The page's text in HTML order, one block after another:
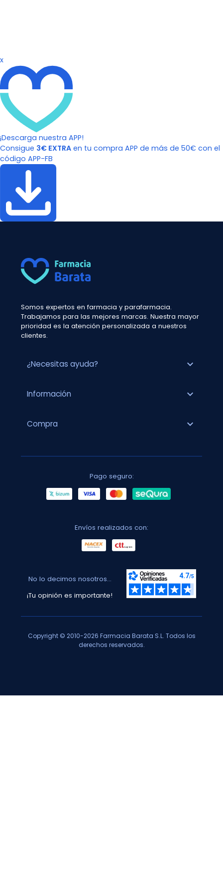
x
¡Descarga nuestra APP!
Consigue 3€ EXTRA en tu compra APP de más de 50€ con el
código APP-FB
Somos expertos en farmacia y parafarmacia.
Trabajamos para las mejores marcas. Nuestra mayor
prioridad es la atención personalizada a nuestros
clientes.
¿Necesitas ayuda? expand_more
Información expand_more
Compra expand_more
Pago seguro:
Envíos realizados con:
No lo decimos nosotros...
¡Tu opinión es importante!
Copyright © 2010-2026 Farmacia Barata S.L. Todos los
derechos reservados.